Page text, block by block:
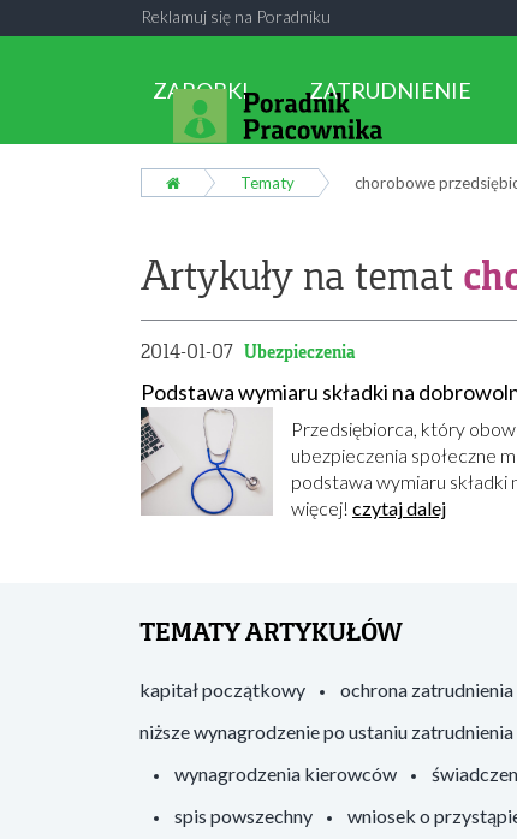
Reklamuj się na Poradniku
ZAROBKI ZATRUDNIENIE
Tematy chorobowe
Artykuły na temat
2014-01-07 Ubezpieczenia
Podstawa wymiaru składki na
Przedsiębiorca, który
ubezpieczenia społeczne
podstawa wymiaru
więcej! czytaj dalej
TEMATY ARTYKUŁÓW
kapitał początkowy ochrona
niższe wynagrodzenie po ustaniu zatrudnienia
wynagrodzenia kierowców
spis powszechny
wniosek o